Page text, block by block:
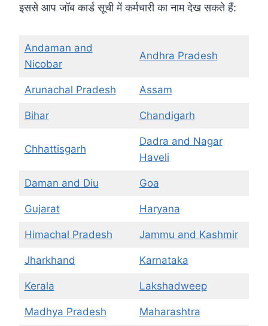
इससे आप जॉब कार्ड सूची में कर्मचारी का नाम देख सकते हैं:
Andaman and
Nicobar
Andhra Pradesh
Arunachal Pradesh Assam
Bihar Chandigarh
Chhattisgarh
Dadra and Nagar
Haveli
Daman and Diu Goa
Gujarat Haryana
Himachal Pradesh Jammu and Kashmir
Jharkhand Karnataka
Kerala Lakshadweep
Madhya Pradesh Maharashtra